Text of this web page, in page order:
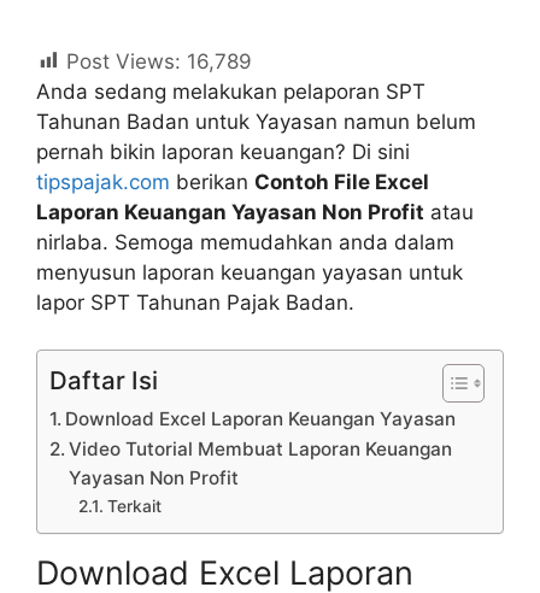
Post Views: 16,789
Anda sedang melakukan pelaporan SPT
Tahunan Badan untuk Yayasan namun belum
pernah bikin laporan keuangan? Di sini
tipspajak.com berikan Contoh File Excel
Laporan Keuangan Yayasan Non Profit atau
nirlaba. Semoga memudahkan anda dalam
menyusun laporan keuangan yayasan untuk
lapor SPT Tahunan Pajak Badan.
Daftar Isi
Download Excel Laporan Keuangan Yayasan
Video Tutorial Membuat Laporan Keuangan
Yayasan Non Profit
Terkait
Download Excel Laporan